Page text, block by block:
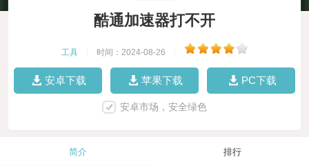
酷通加速器打不开
工具 时间：2024-08-26
安卓下载 苹果下载 PC下载
安卓市场，安全绿色
简介 排行